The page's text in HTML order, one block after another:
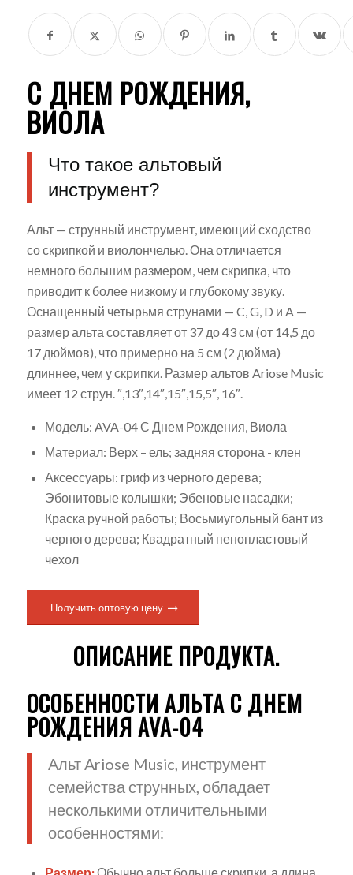
С ДНЕМ РОЖДЕНИЯ,
ВИОЛА
Что такое альтовый
инструмент?
Альт — струнный инструмент, имеющий сходство
со скрипкой и виолончелью. Она отличается
немного большим размером, чем скрипка, что
приводит к более низкому и глубокому звуку.
Оснащенный четырьмя струнами — C, G, D и A —
размер альта составляет от 37 до 43 см (от 14,5 до
17 дюймов), что примерно на 5 см (2 дюйма)
длиннее, чем у скрипки. Размер альтов Ariose Music
имеет 12 струн. ″,13″,14″,15″,15,5″, 16″.
Модель: AVA-04 С Днем Рождения, Виола
Материал: Верх – ель; задняя сторона - клен
Аксессуары: гриф из черного дерева;
Эбонитовые колышки; Эбеновые насадки;
Краска ручной работы; Восьмиугольный бант из
черного дерева; Квадратный пенопластовый
чехол
Получить оптовую цену
ОПИСАНИЕ ПРОДУКТА.
ОСОБЕННОСТИ АЛЬТА С ДНЕМ
РОЖДЕНИЯ AVA-04
Альт Ariose Music, инструмент
семейства струнных, обладает
несколькими отличительными
особенностями: